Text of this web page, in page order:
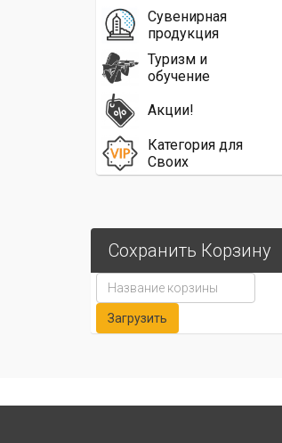
Сувенирная
продукция
Туризм и
обучение
Акции!
Категория для
Своих
Сохранить Корзину